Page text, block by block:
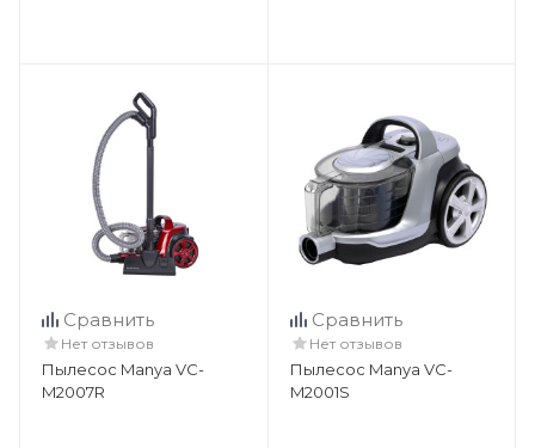
Сравнить
Нет отзывов
Пылесос Manya VC-
M2007R
Сравнить
Нет отзывов
Пылесос Manya VC-
M2001S